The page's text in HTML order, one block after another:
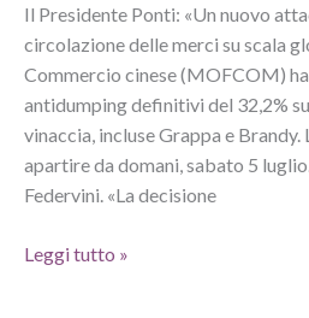
Il Presidente Ponti: «Un nuovo
circolazione delle merci su scala
Commercio cinese (MOFCOM)
antidumping definitivi del 32,2%
vinaccia, incluse Grappa e Brandy.
apartire da domani, sabato 5
Federvini. «La decisione
Dazi
Leggi tutto »